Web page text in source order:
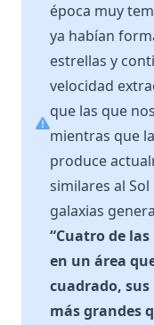
época muy
ya habían
estrellas y
velocidad
que las que
mientras que
produce
similares al
galaxias
“Cuatro de
en un área
cuadrado,
más grandes